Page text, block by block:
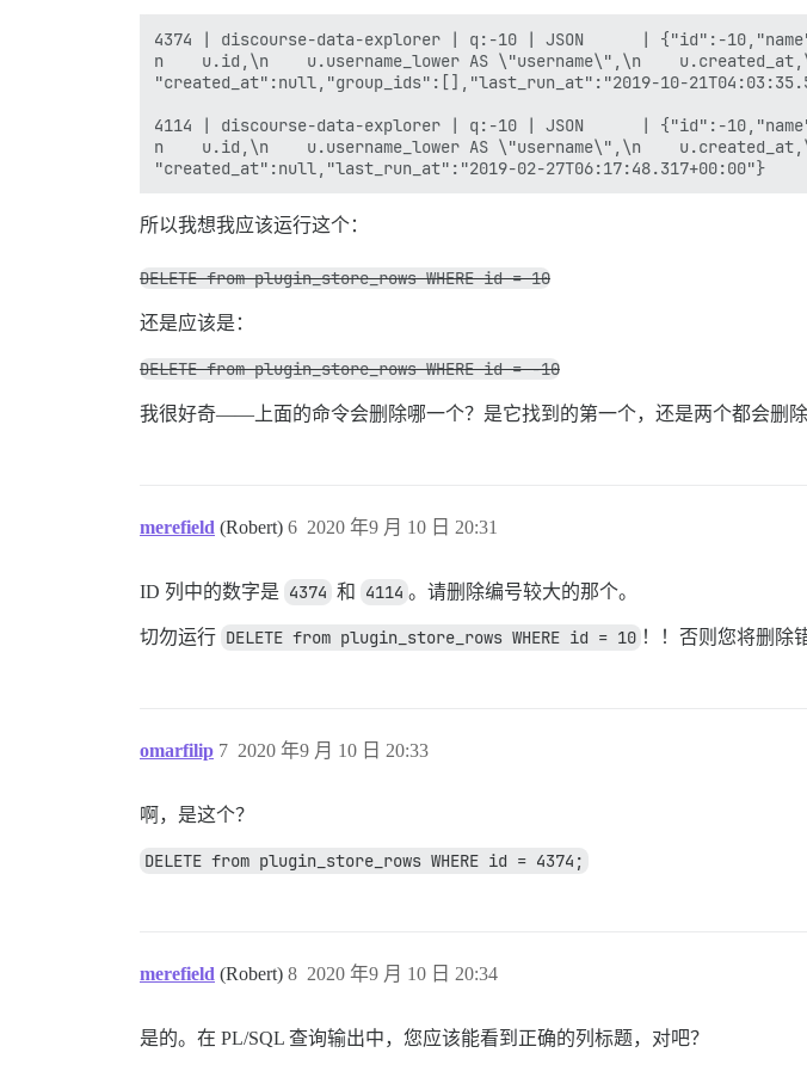
4374 | discourse-data-explorer | q:-10 | JSON      | {"id":-
n    u.id,\n    u.username_lower AS \"username\",\n
"created_at":null,"group_ids":[],"last_run_at":"2019-10-
4114 | discourse-data-explorer | q:-10 | JSON      | {"id":-
n    u.id,\n    u.username_lower AS \"username\",\n
所以我想我应该运行这个：
DELETE from plugin_store_rows WHERE id = 10
还是应该是：
DELETE from plugin_store_rows WHERE id = -10
我很好奇——上面的命令会删除哪一个？是它找到的第一个，还是两个都会删除
merefield (Robert) 2020 年9 月 10 日 20:31
6
ID 列中的数字是 4374 和 4114 。请删除编号较大的那个。
切勿运行 DELETE from plugin_store_rows WHERE id = 10 ！！否则您将删除
omarfilip 2020 年9 月 10 日 20:33
7
啊，是这个？
DELETE from plugin_store_rows WHERE id = 4374;
merefield (Robert) 2020 年9 月 10 日 20:34
8
是的。在 PL/SQL 查询输出中，您应该能看到正确的列标题，对吧？